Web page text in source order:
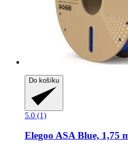
Do košíku
5.0 (1)
Elegoo ASA Blue, 1,75